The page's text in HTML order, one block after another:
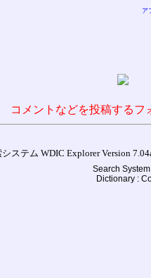
ア
コメントなどを投稿する
ステム WDIC Explorer Version
Search
Dictionary :